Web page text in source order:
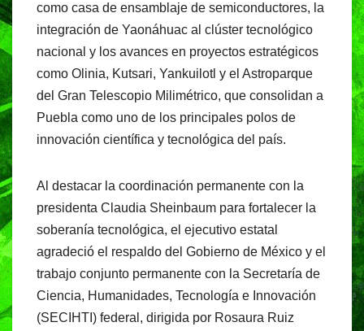
como casa de ensamblaje de semiconductores, la
integración de Yaonáhuac al clúster tecnológico
nacional y los avances en proyectos estratégicos
como Olinia, Kutsari, Yankuilotl y el Astroparque
del Gran Telescopio Milimétrico, que consolidan a
Puebla como uno de los principales polos de
innovación científica y tecnológica del país.
Al destacar la coordinación permanente con la
presidenta Claudia Sheinbaum para fortalecer la
soberanía tecnológica, el ejecutivo estatal
agradeció el respaldo del Gobierno de México y el
trabajo conjunto permanente con la Secretaría de
Ciencia, Humanidades, Tecnología e Innovación
(SECIHTI) federal, dirigida por Rosaura Ruiz